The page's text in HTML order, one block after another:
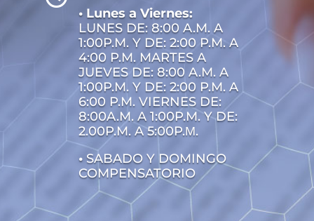
• Lunes a Viernes:
LUNES DE: 8:00 A.M. A
1:00P.M. Y DE: 2:00 P.M. A
4:00 P.M. MARTES A
JUEVES DE: 8:00 A.M. A
1:00P.M. Y DE: 2:00 P.M. A
6:00 P.M. VIERNES DE:
8:00A.M. A 1:00P.M. Y DE:
2.00P.M. A 5:00P.М.
• SABADO Y DOMINGO
COMPENSATORIO